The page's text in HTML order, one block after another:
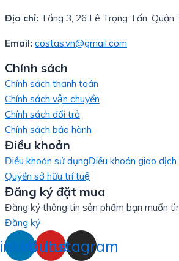
Địa chỉ: Tầng 3, 26 Lê Trọng Tấn, Quận
Email: costas.vn@gmail.com
Chính sách
Chính sách thanh toán
Chính sách vận chuyển
Chính sách đổi trả
Chính sách bảo hành
Điều khoản
Điều khoản sử dụngĐiều khoản giao dịch
Quyền sở hữu trí tuệ
Đăng ký đặt mua
Đăng ký thông tin sản phẩm bạn muốn
Đăng ký
Youtube
Instagram